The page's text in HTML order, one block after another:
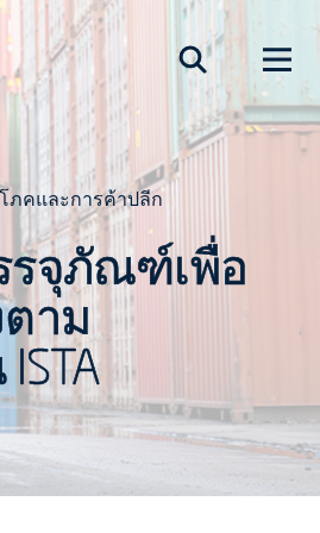
ภคและการค้าปลีก
รจุภัณฑ์เพื่อ
าม